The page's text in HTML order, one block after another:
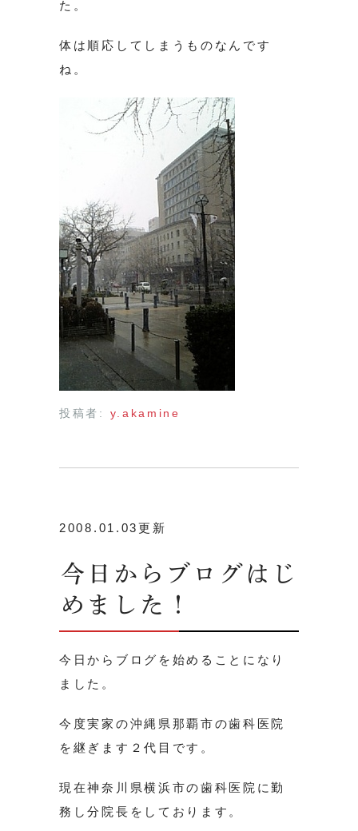
た。
体は順応してしまうものなんです
ね。
投稿者: y.akamine
2008.01.03更新
今日からブログはじ
めました！
今日からブログを始めることになり
ました。
今度実家の沖縄県那覇市の歯科医院
を継ぎます２代目です。
現在神奈川県横浜市の歯科医院に勤
務し分院長をしております。